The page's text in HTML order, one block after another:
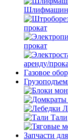
Шлифмашина
прокат
прокат
аренду/
Газовое
Тали
Запчасти